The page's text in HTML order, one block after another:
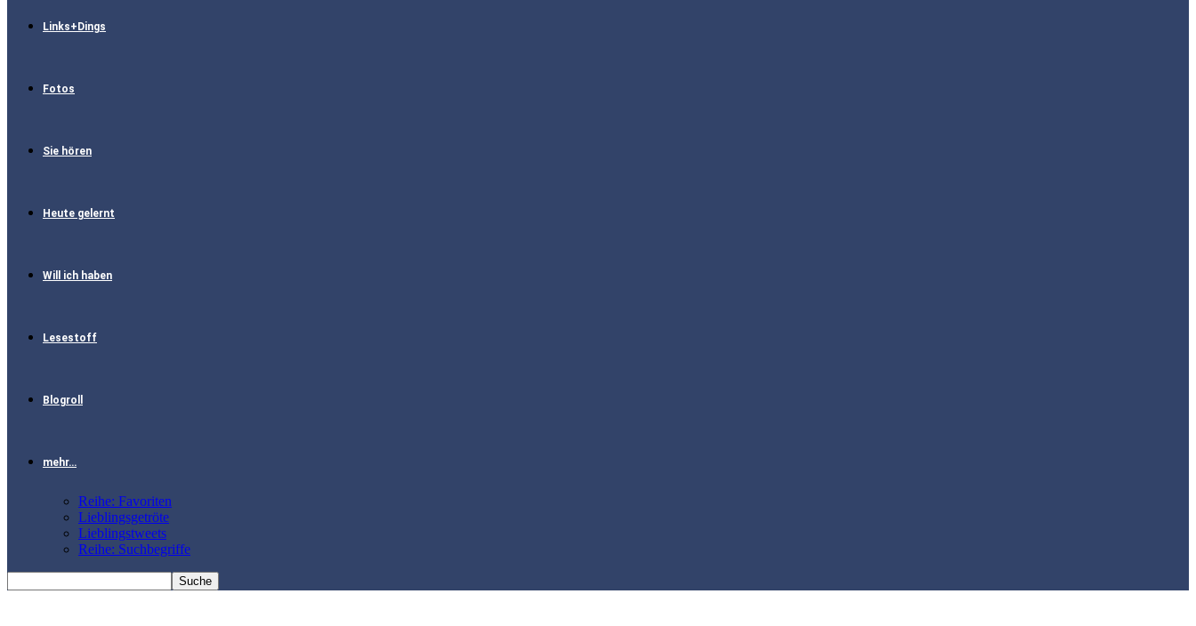
Links+Dings
Fotos
Sie hören
Heute gelernt
Will ich haben
Lesestoff
Blogroll
mehr…
Reihe: Favoriten
Lieblingsgetröte
Lieblingstweets
Reihe: Suchbegriffe